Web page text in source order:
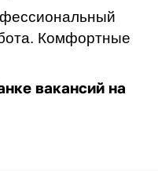
Комфортные
вакансий на